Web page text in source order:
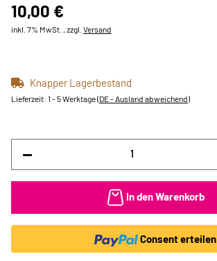
10,00 €
inkl. 7% MwSt. , zzgl. Versand
Knapper Lagerbestand
Lieferzeit: 1 - 5 Werktage(DE - Ausland abweichend)
In den Warenkorb
Consent erteilen